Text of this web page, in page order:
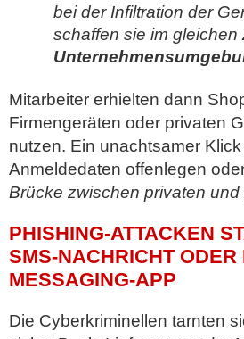
bei der Infiltration der
schaffen sie im
Mitarbeiter erhielten dann
Firmengeräten oder privaten
nutzen. Ein unachtsamer
Anmeldedaten offenlegen
Brücke zwischen privaten
PHISHING-ATTACKEN
SMS-NACHRICHT
MESSAGING-APP
Die Cyberkriminellen tarnten